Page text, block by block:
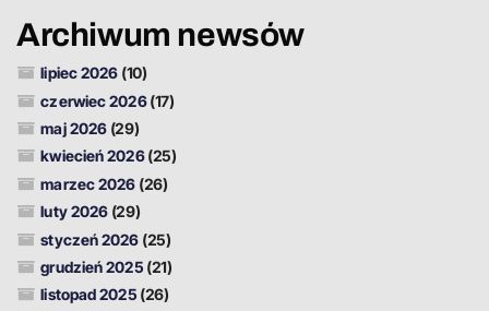
Archiwum newsów
lipiec 2026 (10)
czerwiec 2026(17)
maj 2026 (29)
kwiecień 2026(25)
marzec 2026 (26)
luty 2026 (29)
styczeń 2026 (25)
grudzień 2025 (21)
listopad 2025 (26)